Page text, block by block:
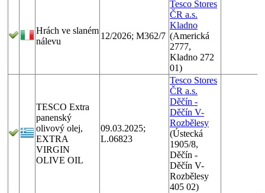
Hrách ve slaném
nálevu
12/2026; M362/7
Tesco Stores
ČR a.s.
Kladno
(Americká
2777,
Kladno 272
01)
TESCO Extra
panenský
olivový olej,
EXTRA
VIRGIN
OLIVE OIL
09.03.2025;
L.06823
Tesco Stores
ČR a.s.
Děčín -
Děčín V-
Rozbělesy
(Ústecká
1905/8,
Děčín -
Děčín V-
Rozbělesy
405 02)